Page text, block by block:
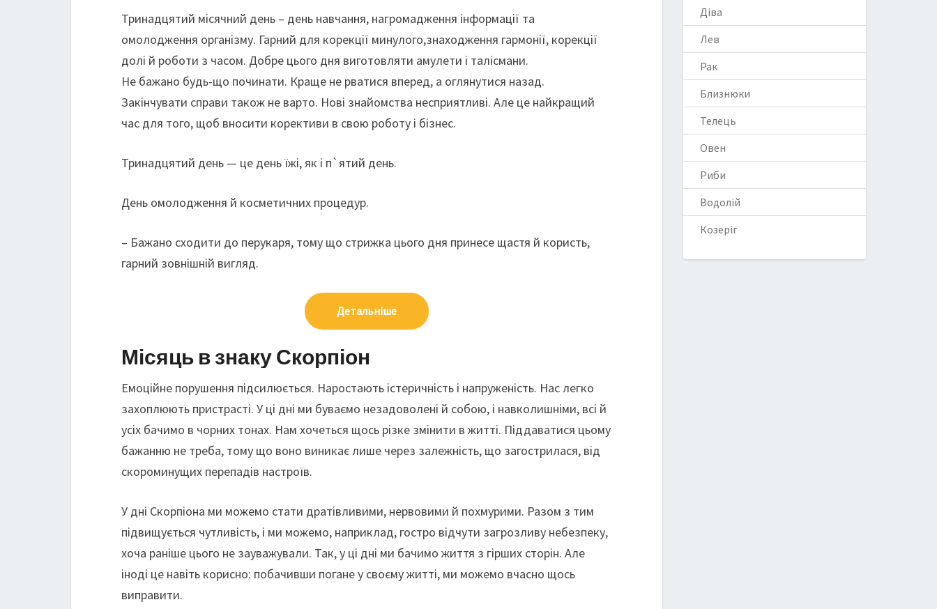
Тринадцятий місячний день – день навчання, нагромадження інформації та
омолодження організму. Гарний для корекції минулого,знаходження гармонії, корекції
долі й роботи з часом. Добре цього дня виготовляти амулети і талісмани.
Не бажано будь-що починати. Краще не рватися вперед, а оглянутися назад.
Закінчувати справи також не варто. Нові знайомства несприятливі. Але це найкращий
час для того, щоб вносити корективи в свою роботу і бізнес.
Тринадцятий день — це день їжі, як і п`ятий день.
День омолодження й косметичних процедур.
– Бажано сходити до перукаря, тому що стрижка цього дня принесе щастя й користь,
гарний зовнішній вигляд.
Детальніше
Місяць в знаку Скорпіон
Емоційне порушення підсилюється. Наростають істеричність і напруженість. Нас легко
захоплюють пристрасті. У ці дні ми буваємо незадоволені й собою, і навколишніми, всі й
усіх бачимо в чорних тонах. Нам хочеться щось різке змінити в житті. Піддаватися цьому
бажанню не треба, тому що воно виникає лише через залежність, що загострилася, від
скороминущих перепадів настроїв.
У дні Скорпіона ми можемо стати дратівливими, нервовими й похмурими. Разом з тим
підвищується чутливість, і ми можемо, наприклад, гостро відчути загрозливу небезпеку,
хоча раніше цього не зауважували. Так, у ці дні ми бачимо життя з гірших сторін. Але
іноді це навіть корисно: побачивши погане у своєму житті, ми можемо вчасно щось
виправити.
Діва
Лев
Рак
Близнюки
Телець
Овен
Риби
Водолій
Козеріг